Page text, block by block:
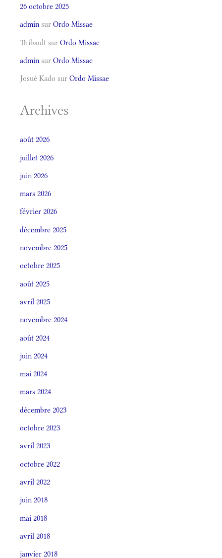
26 octobre 2025
admin sur Ordo Missae
Thibault sur Ordo Missae
admin sur Ordo Missae
Josué Kado sur Ordo Missae
Archives
août 2026
juillet 2026
juin 2026
mars 2026
février 2026
décembre 2025
novembre 2025
octobre 2025
août 2025
avril 2025
novembre 2024
août 2024
juin 2024
mai 2024
mars 2024
décembre 2023
octobre 2023
avril 2023
octobre 2022
avril 2022
juin 2018
mai 2018
avril 2018
janvier 2018